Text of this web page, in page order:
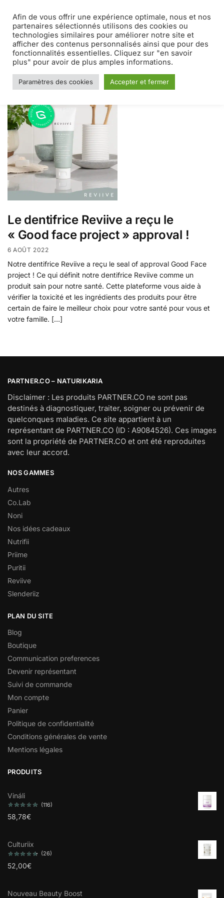
MENU 0
Accueil / Sujets identifiés “Dentifrice”
Dentifrice
Le dentifrice Reviive a reçu le
« Good face project » approval !
6 AOÛT 2022
Notre dentifrice Reviive a reçu le seal of approval Good Face
project ! Ce qui définit notre dentifrice Reviive comme un
produit sain pour notre santé. Cette plateforme vous aide à
vérifier la toxicité et les ingrédients des produits pour être
certain de faire le meilleur choix pour votre santé pour vous et
votre famille. […]
PARTNER.CO – NATURIKARIA
Disclaimer : Les produits PARTNER.CO ne sont pas
destinés à diagnostiquer, traiter, soigner ou prévenir de
quelconques maladies. Ce site appartient à un
représentant de PARTNER.CO (ID : A9084526). Ces images
sont la propriété de PARTNER.CO et ont été reproduites
avec leur accord.
NOS GAMMES
Autres
Co.Lab
Noni
Nos idées cadeaux
Nutrifii
Priime
Puritii
Reviive
Slenderiiz
PLAN DU SITE
Blog
Boutique
Communication preferences
Devenir représentant
Suivi de commande
Mon compte
Panier
Politique de confidentialité
Conditions générales de vente
Mentions légales
PRODUITS
Vináli
(116)
58,78€
Culturiix
(26)
52,00€
Nouveau Beauty Boost
Afin de vous offrir une expérience optimale, nous et nos
partenaires sélectionnés utilisons des cookies ou
technologies similaires pour améliorer notre site et
afficher des contenus personnalisés ainsi que pour des
fonctionnalités essentielles. Cliquez sur "en savoir
plus" pour avoir de plus amples informations.
Paramètres des cookies Accepter et fermer